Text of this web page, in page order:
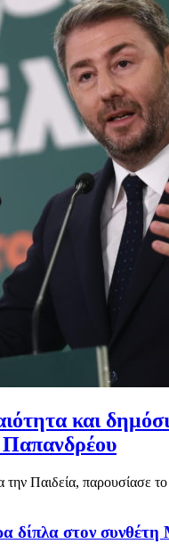
και
Παπανδρέου
παρουσίασε το
δίπλα στον